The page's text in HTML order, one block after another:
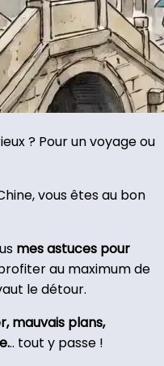
? Pour un voyage ou
vous êtes au bon
mes astuces pour
au maximum de
le détour.
mauvais plans,
.. tout y passe !